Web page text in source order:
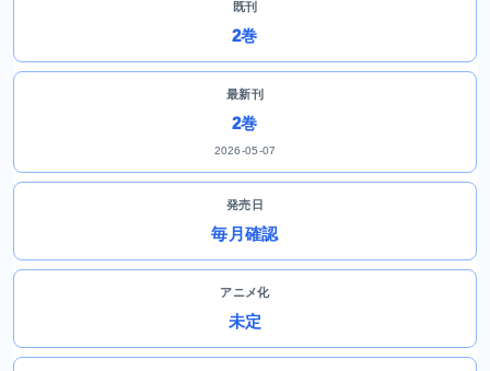
既刊
2巻
最新刊
2巻
2026-05-07
発売日
毎月確認
アニメ化
未定